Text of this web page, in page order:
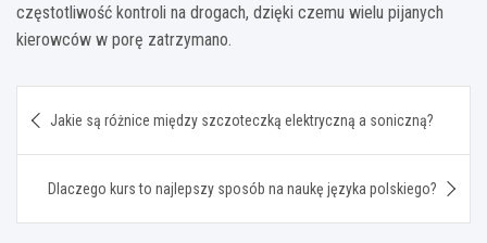
częstotliwość kontroli na drogach, dzięki czemu wielu pijanych
kierowców w porę zatrzymano.
wpisu
Jakie są różnice między szczoteczką elektryczną a soniczną?
Dlaczego kurs to najlepszy sposób na naukę języka polskiego?